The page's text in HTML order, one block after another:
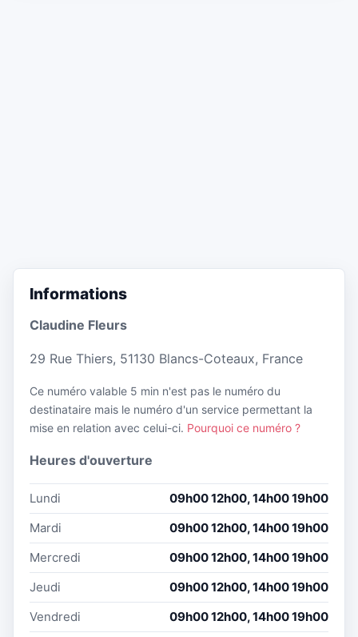
Informations
Claudine Fleurs
29 Rue Thiers, 51130 Blancs-Coteaux, France
Ce numéro valable 5 min n'est pas le numéro du
destinataire mais le numéro d'un service permettant la
mise en relation avec celui-ci. Pourquoi ce numéro ?
Heures d'ouverture
Lundi
09h00 12h00, 14h00 19h00
Mardi
09h00 12h00, 14h00 19h00
Mercredi
09h00 12h00, 14h00 19h00
Jeudi
09h00 12h00, 14h00 19h00
Vendredi
09h00 12h00, 14h00 19h00